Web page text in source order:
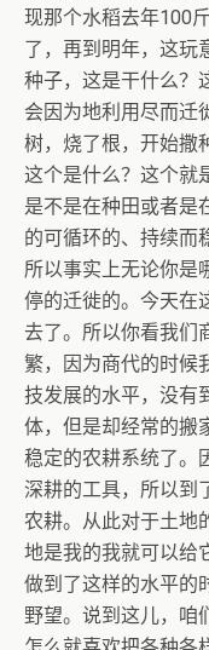
现那个水稻去年100
了，再到明年，这玩
种子，这是干什么？
会因为地利用尽而迁
树，烧了根，开始撒
这个是什么？这个就
是不是在种田或者是
的可循环的、持续而
所以事实上无论你是
停的迁徙的。今天在
去了。所以你看我们
繁，因为商代的时候
技发展的水平，没有
体，但是却经常的搬
稳定的农耕系统了。
深耕的工具，所以到
农耕。从此对于土地
地是我的我就可以给
做到了这样的水平的
野望。说到这儿，咱